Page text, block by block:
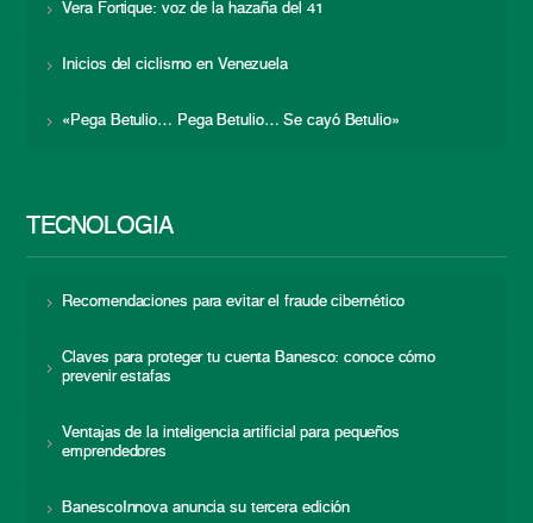
Vera Fortique: voz de la hazaña del 41
Inicios del ciclismo en Venezuela
«Pega Betulio… Pega Betulio… Se cayó Betulio»
TECNOLOGÍA
Recomendaciones para evitar el fraude cibernético
Claves para proteger tu cuenta Banesco: conoce cómo
prevenir estafas
Ventajas de la inteligencia artificial para pequeños
emprendedores
BanescoInnova anuncia su tercera edición